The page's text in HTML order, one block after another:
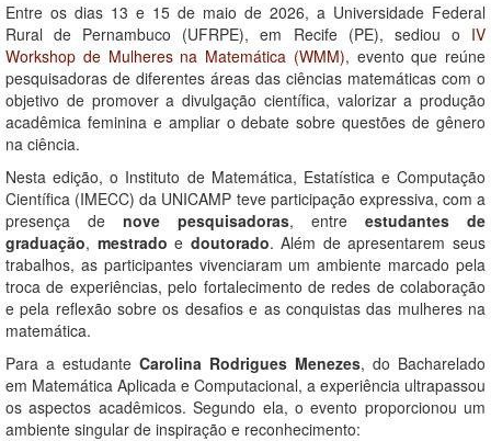
Entre os dias 13 e 15 de maio de 2026, a Universidade Federal
Rural de Pernambuco (UFRPE), em Recife (PE), sediou o IV
Workshop de Mulheres na Matemática (WMM), evento que reúne
pesquisadoras de diferentes áreas das ciências matemáticas com o
objetivo de promover a divulgação científica, valorizar a produção
acadêmica feminina e ampliar o debate sobre questões de gênero
na ciência.
Nesta edição, o Instituto de Matemática, Estatística e Computação
Científica (IMECC) da UNICAMP teve participação expressiva, com a
presença de nove pesquisadoras, entre estudantes de
graduação, mestrado e doutorado. Além de apresentarem seus
trabalhos, as participantes vivenciaram um ambiente marcado pela
troca de experiências, pelo fortalecimento de redes de colaboração
e pela reflexão sobre os desafios e as conquistas das mulheres na
matemática.
Para a estudante Carolina Rodrigues Menezes, do Bacharelado
em Matemática Aplicada e Computacional, a experiência ultrapassou
os aspectos acadêmicos. Segundo ela, o evento proporcionou um
ambiente singular de inspiração e reconhecimento: